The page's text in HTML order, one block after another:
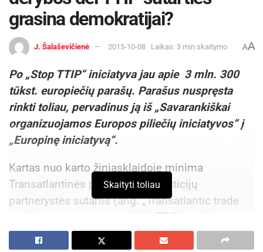
grasina demokratijai?
J. Šalaševičienė 2015-10-08 Laikas: 3 min skaitymo AA
Po „Stop TTIP“ iniciatyva jau apie 3 mln. 300
tūkst. europiečių parašų. Parašus nuspręsta
rinkti toliau, pervadinus ją iš „Savarankiškai
organizuojamos Europos piliečių iniciatyvos“ į
„Europinę iniciatyvą“.
Kartas nuo karto žiniasklaidoje minima
Transatlantinės prekybos ir investicijų
partnerystės sutartis (ang. „Transatlantic trade
and investment partnership“, TTIP) ne tik
skamba kaip sudėtingų derybų objektas; ji tokia
Skaityti toliau